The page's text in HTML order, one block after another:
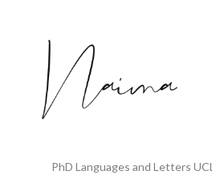
PhD Languages and Letters